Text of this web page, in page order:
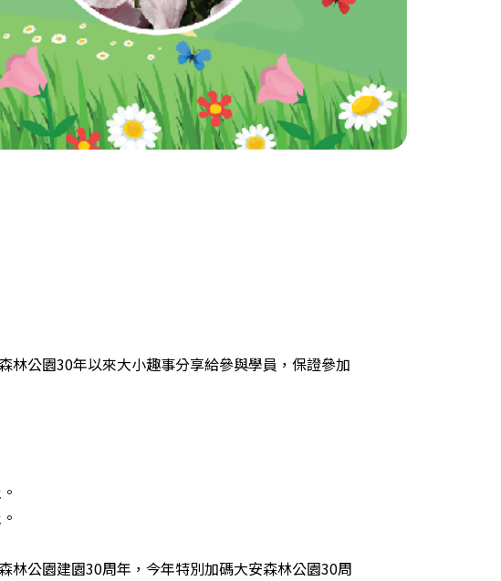
林公園30年以來大小趣事分享給參與學員，保證參加
林公園建園30周年，今年特別加碼大安森林公園30周